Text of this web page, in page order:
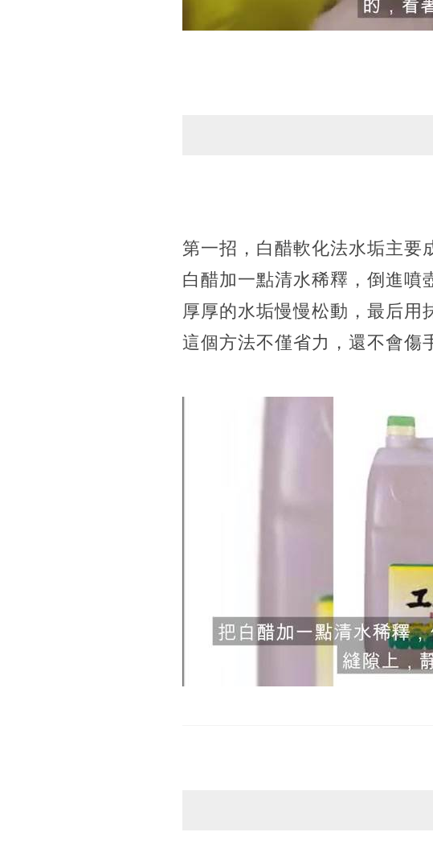
第一招，白醋軟化法水垢主要
白醋加一點清水稀釋，倒進噴
厚厚的水垢慢慢松動，最后用
這個方法不僅省力，還不會傷